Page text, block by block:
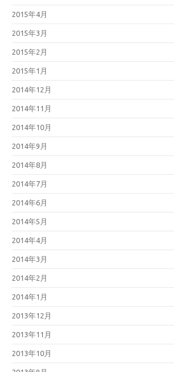
2015年4月
2015年3月
2015年2月
2015年1月
2014年12月
2014年11月
2014年10月
2014年9月
2014年8月
2014年7月
2014年6月
2014年5月
2014年4月
2014年3月
2014年2月
2014年1月
2013年12月
2013年11月
2013年10月